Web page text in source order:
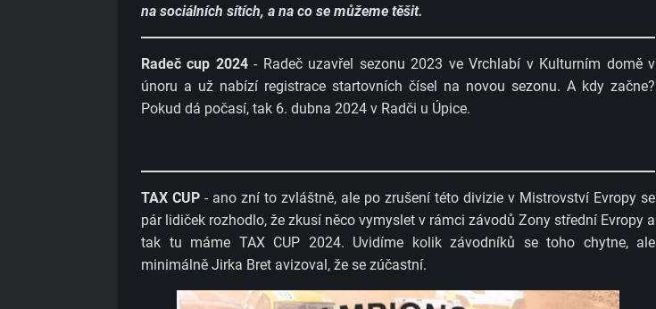
na sociálních sítích, a na co se můžeme těšit.
Radeč cup 2024- Radeč uzavřel sezonu 2023 ve Vrchlabí v Kulturním domě v
únoru a už nabízí registrace startovních čísel na novou sezonu. A kdy začne?
Pokud dá počasí, tak 6. dubna 2024 v Radči u Úpice.
TAX CUP - ano zní to zvláštně, ale po zrušení této divizie v Mistrovství Evropy se
pár lidiček rozhodlo, že zkusí něco vymyslet v rámci závodů Zony střední Evropy a
tak tu máme TAX CUP 2024. Uvidíme kolik závodníků se toho chytne, ale
minimálně Jirka Bret avizoval, že se zúčastní.